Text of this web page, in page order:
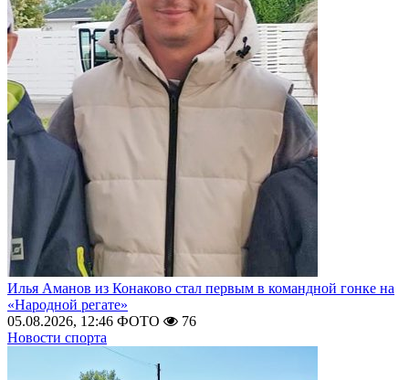
Илья Аманов из Конаково стал первым в командной гонке на
«Народной регате»
05.08.2026, 12:46 ФОТО
76
Новости спорта